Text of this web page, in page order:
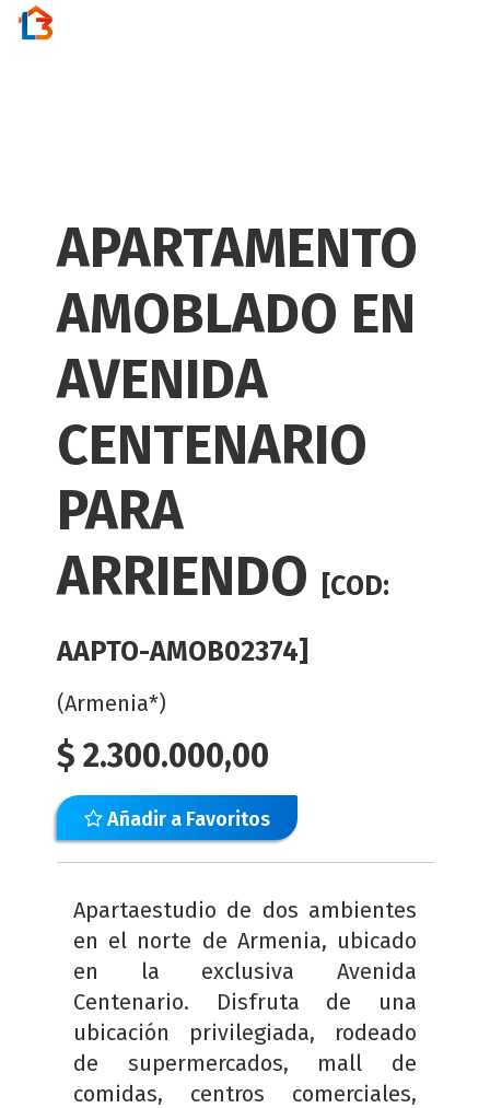
APARTAMENTO
AMOBLADO EN
AVENIDA
CENTENARIO
PARA
ARRIENDO
[COD:
AAPTO-AMOB02374]
(Armenia*)
$2.300.000,00
Añadir a Favoritos
Apartaestudio de dos ambientes
en el norte de Armenia, ubicado
en la exclusiva Avenida
Centenario. Disfruta de una
ubicación privilegiada, rodeado
de supermercados, mall de
comidas, centros comerciales,